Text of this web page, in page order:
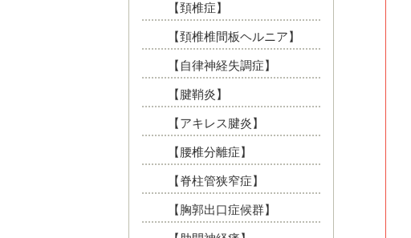
【頚椎症】
【頚椎椎間板ヘルニア】
【自律神経失調症】
【腱鞘炎】
【アキレス腱炎】
【腰椎分離症】
【脊柱管狭窄症】
【胸郭出口症候群】